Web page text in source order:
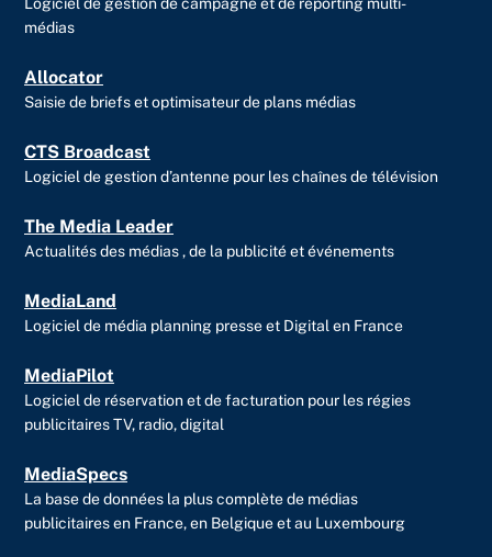
médias
Allocator
Saisie de briefs et optimisateur de plans médias
CTS Broadcast
Logiciel de gestion d’antenne pour les chaînes de télévision
The Media Leader
Actualités des médias , de la publicité et événements
MediaLand
Logiciel de média planning presse et Digital en France
MediaPilot
Logiciel de réservation et de facturation pour les régies
publicitaires TV, radio, digital
MediaSpecs
La base de données la plus complète de médias
publicitaires en France, en Belgique et au Luxembourg